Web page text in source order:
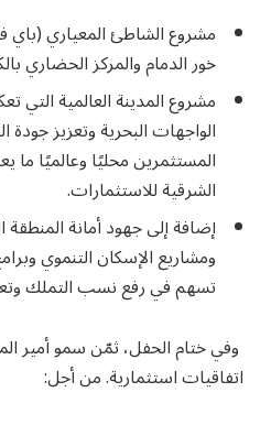
مشروع الشاطئ المعياري
خور الدمام والمركز الحضاري
مشروع المدينة العالمية
الواجهات البحرية وتعزيز جودة
المستثمرين محليًا وعالميًا ما
الشرقية للاستثمارات.
إضافة إلى جهود أمانة المنطقة
ومشاريع الإسكان التنموي
تسهم في رفع نسب التملك
وفي ختام الحفل، ثمّن سمو أمير
اتفاقيات استثمارية. من أجل: